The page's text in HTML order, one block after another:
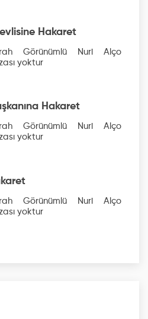
Hakaret
Görünümlü Nuri Alço
yoktur
Hakaret
Görünümlü Nuri Alço
yoktur
Görünümlü Nuri Alço
yoktur